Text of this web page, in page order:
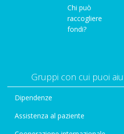
Chi può
raccogliere
fondi?
Gruppi con cui puoi
Dipendenze
Assistenza al paziente